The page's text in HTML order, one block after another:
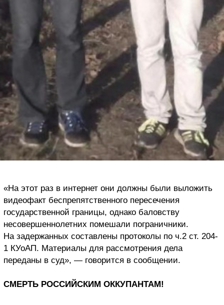
«На этот раз в интернет они должны были выложить
видеофакт беспрепятственного пересечения
государственной границы, однако баловству
несовершеннолетних помешали пограничники.
На задержанных составлены протоколы по ч.2 ст. 204-
1 КУоАП. Материалы для рассмотрения дела
переданы в суд», — говорится в сообщении.
СМЕРТЬ РОССИЙСКИМ ОККУПАНТАМ!